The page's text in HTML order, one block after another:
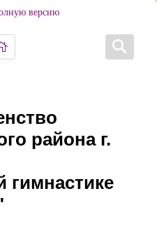
версию
района г.
гимнастике